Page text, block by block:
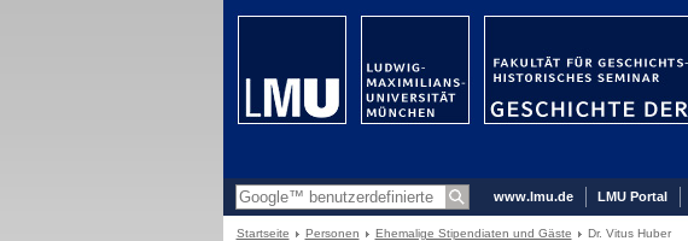
www.lmu.de LMU Portal
Startseite Personen Ehemalige Stipendiaten und Gäste Dr. Vitus Huber